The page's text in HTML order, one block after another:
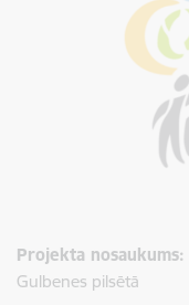
Projekta nosaukums:
Gulbenes pilsētā